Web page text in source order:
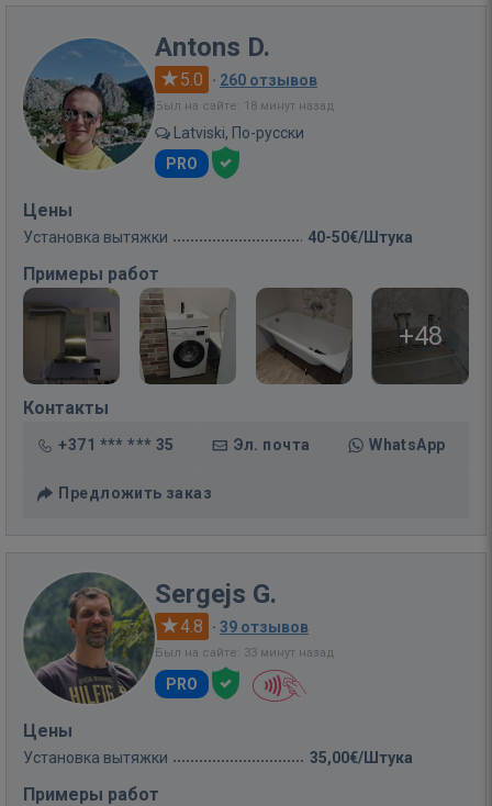
Antons D.
5.0 · 260 отзывов
Был на сайте: 18 минут назад
Latviski, По-русски
PRO
Цены
Установка вытяжки 40-50€/Штука
Примеры работ
+48
Контакты
+371 *** *** 35 Эл. почта WhatsApp
Предложить заказ
Sergejs G.
4.8 · 39 отзывов
Был на сайте: 33 минут назад
PRO
Цены
Установка вытяжки 35,00€/Штука
Примеры работ